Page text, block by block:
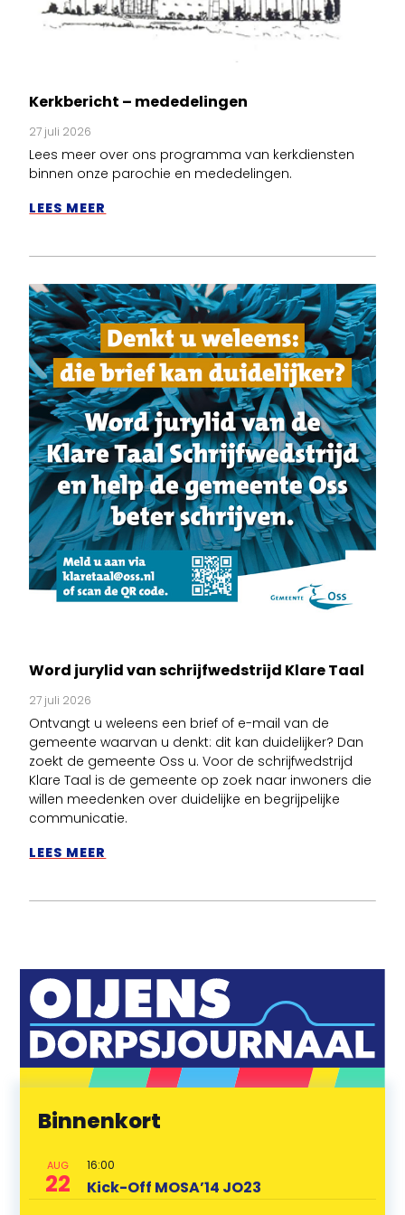
Kerkbericht – mededelingen
27 juli 2026
Lees meer over ons programma van kerkdiensten
binnen onze parochie en mededelingen.
LEES MEER
Word jurylid van schrijfwedstrijd Klare Taal
27 juli 2026
Ontvangt u weleens een brief of e-mail van de
gemeente waarvan u denkt: dit kan duidelijker? Dan
zoekt de gemeente Oss u. Voor de schrijfwedstrijd
Klare Taal is de gemeente op zoek naar inwoners die
willen meedenken over duidelijke en begrijpelijke
communicatie.
LEES MEER
Binnenkort
AUG
22
16:00
Kick-Off MOSA’14 JO23